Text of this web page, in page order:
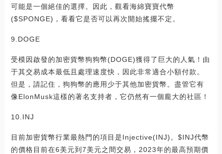
可能是一個絕佳的選擇。因此，觀看海綿寶寶代幣
($SPONGE)，看看它是否可以再次開始搖擺不定。
9.DOGE
受模因啟發的加密貨幣狗狗幣(DOGE)獲得了巨大的人氣！由
于其交易成本最低且處理速度快，因此非常適合小額付款。
但是，請記住，狗狗幣的應用少于其他加密貨幣。盡管它有
像ElonMusk這樣的著名支持者，它仍然有一個龐大的社區！
10.INJ
目前加密貨幣行業最熱門的項目是Injective(INJ)。$INJ代幣
的價格目前在6美元到7美元之間交易，2023年的最高預期價